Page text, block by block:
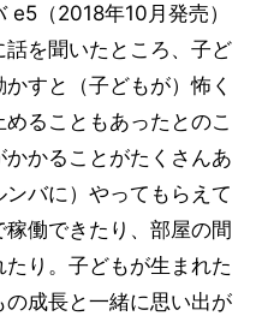
（2018年10月発売）
を聞いたところ、子ど
すと（子どもが）怖く
ることもあったとのこ
かることがたくさんあ
バに）やってもらえて
働できたり、部屋の間
り。子どもが生まれた
成長と一緒に思い出が